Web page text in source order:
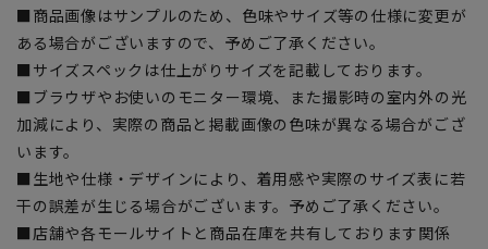
■商品画像はサンプルのため、色味やサイズ等の仕様に変更が
ある場合がございますので、予めご了承ください。
■サイズスペックは仕上がりサイズを記載しております。
■ブラウザやお使いのモニター環境、また撮影時の室内外の光
加減により、実際の商品と掲載画像の色味が異なる場合がござ
います。
■生地や仕様・デザインにより、着用感や実際のサイズ表に若
干の誤差が生じる場合がございます。予めご了承ください。
■店舗や各モールサイトと商品在庫を共有しております関係